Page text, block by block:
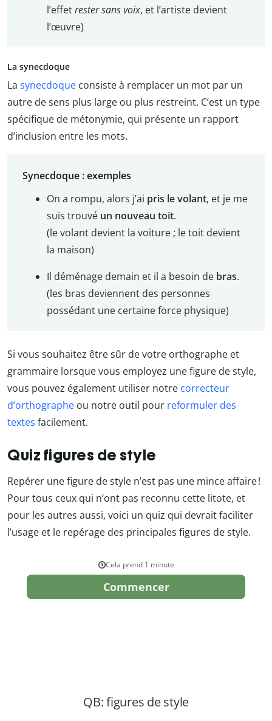
l’effetrester sans voix, et l’artiste devient
l’œuvre)
La synecdoque
La synecdoque consiste à remplacer un mot par un
autre de sens plus large ou plus restreint. C’est un type
spécifique de métonymie, qui présente un rapport
d’inclusion entre les mots.
Synecdoque : exemples
On a rompu, alors j’ai pris le volant, et je me
suis trouvé un nouveau toit.
(le volant devient la voiture ; le toit devient
la maison)
Il déménage demain et il a besoin de bras.
(les bras deviennent des personnes
possédant une certaine force physique)
Si vous souhaitez être sûr de votre orthographe et
grammaire lorsque vous employez une figure de style,
vous pouvez également utiliser notre correcteur
d’orthographe ou notre outil pour reformuler des
textes facilement.
Quiz figures de style
Repérer une figure de style n’est pas une mince affaire !
Pour tous ceux qui n’ont pas reconnu cette litote, et
pour les autres aussi, voici un quiz qui devrait faciliter
l’usage et le repérage des principales figures de style.